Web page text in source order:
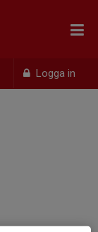
Logga in